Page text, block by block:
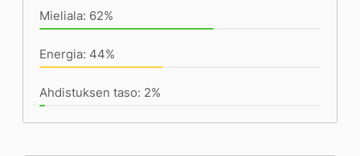
Mieliala: 62%
Energia: 44%
Ahdistuksen taso: 2%